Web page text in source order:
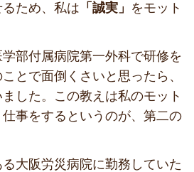
ため、私は 「誠実」 をモット
部付属病院第一外科で研修を
とで面倒くさいと思ったら、
した。この教えは私のモット
仕事をするというのが、第二の
大阪労災病院に勤務していた